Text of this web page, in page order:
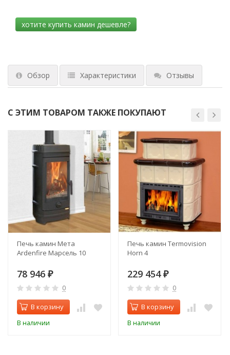
Обзор Характеристики Отзывы
С ЭТИМ ТОВАРОМ ТАКЖЕ ПОКУПАЮТ
Печь камин Мета
Ardenfire Марсель 10
78 946 ₽
0
В корзину
В наличии
Печь камин Termovision
Horn 4
229 454 ₽
0
В корзину
В наличии